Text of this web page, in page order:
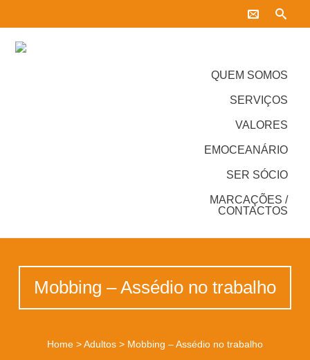
QUEM SOMOS
SERVIÇOS
VALORES
EMOCEANÁRIO
SER SÓCIO
MARCAÇÕES /
CONTACTOS
Mobbing – Assédio no trabalho
Home>Adultos> Mobbing – Assédio no trabalho